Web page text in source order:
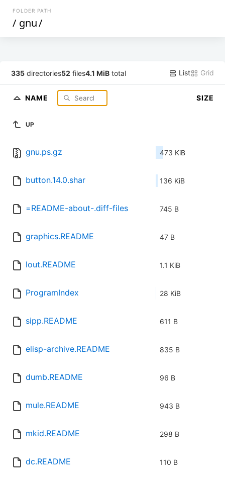
FOLDER PATH
/ gnu/
335 directories52 files4.1 MiB total List Grid
NAME SIZE
UP
gnu.ps.gz 473 KiB
button.14.0.shar 136 KiB
=README-about-.diff-files 745 B
graphics.README 47 B
lout.README 1.1 KiB
ProgramIndex 28 KiB
sipp.README 611 B
elisp-archive.README 835 B
dumb.README 96 B
mule.README 943 B
mkid.README 298 B
dc.README 110 B